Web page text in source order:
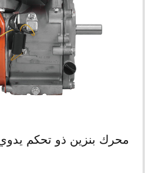
محرك بنزين ذو تحكم